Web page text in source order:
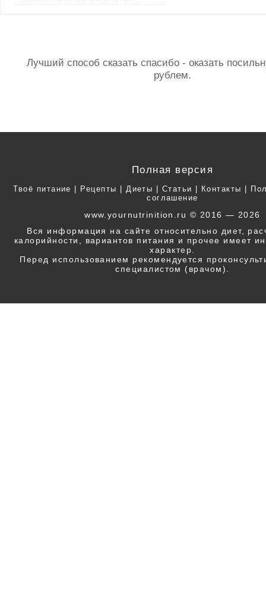
Лучший способ сказать спасибо - оказать
рублем.
Полная версия
Твоё питание | Рецепты | Диеты | Статьи | Контакты |
соглашение
www.yournutrinition.ru © 2016 — 2026
Вся информация на сайте относительно диет,
калорийности, вариантов питания и прочее имеет
характер.
Перед использованием рекомендуется
специалистом (врачом).